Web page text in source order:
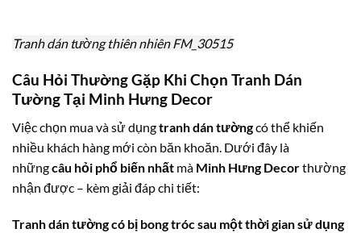
Tranh dán tường thiên nhiên FM_30515
Câu Hỏi Thường Gặp Khi Chọn Tranh Dán
Tường Tại Minh Hưng Decor
Việc chọn mua và sử dụngtranh dán tườngcó thể khiến
nhiều khách hàng mới còn băn khoăn. Dưới đây là
nhữngcâu hỏi phổ biến nhất mà Minh Hưng Decorthường
nhận được – kèm giải đáp chi tiết:
Tranh dán tường có bị bong tróc sau một thời gian sử dụng